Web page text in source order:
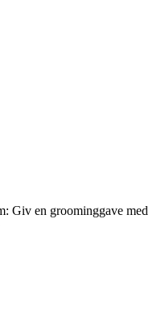
Giv en groominggave med